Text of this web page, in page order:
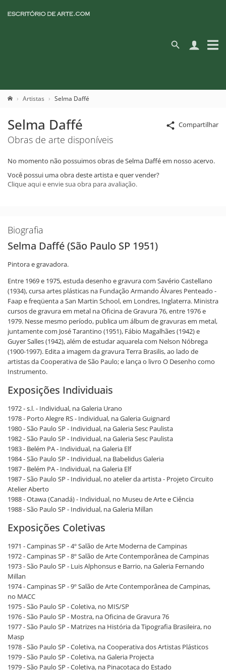
Artistas Selma Daffé
Compartilhar
Selma Daffé
Obras de arte disponíveis
No momento não possuimos obras de Selma Daffé em nosso acervo.
Você possui uma obra deste artista e quer vender?
Clique aqui e envie sua obra para avaliação.
Biografia
Selma Daffé (São Paulo SP 1951)
Pintora e gravadora.
Entre 1969 e 1975, estuda desenho e gravura com Savério Castellano
(1934), cursa artes plásticas na Fundação Armando Álvares Penteado -
Faap e freqüenta a San Martin School, em Londres, Inglaterra. Ministra
cursos de gravura em metal na Oficina de Gravura 76, entre 1976 e
1979. Nesse mesmo período, publica um álbum de gravuras em metal,
juntamente com José Tarantino (1951), Fábio Magalhães (1942) e
Guyer Salles (1942), além de estudar aquarela com Nelson Nóbrega
(1900-1997). Edita a imagem da gravura Terra Brasilis, ao lado de
artistas da Cooperativa de São Paulo; e lança o livro O Desenho como
Instrumento.
Exposições Individuais
1972 - s.l. - Individual, na Galeria Urano
1978 - Porto Alegre RS - Individual, na Galeria Guignard
1980 - São Paulo SP - Individual, na Galeria Sesc Paulista
1982 - São Paulo SP - Individual, na Galeria Sesc Paulista
1983 - Belém PA - Individual, na Galeria Elf
1984 - São Paulo SP - Individual, na Babelidus Galeria
1987 - Belém PA - Individual, na Galeria Elf
1987 - São Paulo SP - Individual, no atelier da artista - Projeto Circuito
Atelier Aberto
1988 - Otawa (Canadá) - Individual, no Museu de Arte e Ciência
1988 - São Paulo SP - Individual, na Galeria Millan
Exposições Coletivas
1971 - Campinas SP - 4º Salão de Arte Moderna de Campinas
1972 - Campinas SP - 8º Salão de Arte Contemporânea de Campinas
1973 - São Paulo SP - Luis Alphonsus e Barrio, na Galeria Fernando
Millan
1974 - Campinas SP - 9º Salão de Arte Contemporânea de Campinas,
no MACC
1975 - São Paulo SP - Coletiva, no MIS/SP
1976 - São Paulo SP - Mostra, na Oficina de Gravura 76
1977 - São Paulo SP - Matrizes na História da Tipografia Brasileira, no
Masp
1978 - São Paulo SP - Coletiva, na Cooperativa dos Artistas Plásticos
1979 - São Paulo SP - Coletiva, na Galeria Projecta
1979 - São Paulo SP - Coletiva, na Pinacotaca do Estado